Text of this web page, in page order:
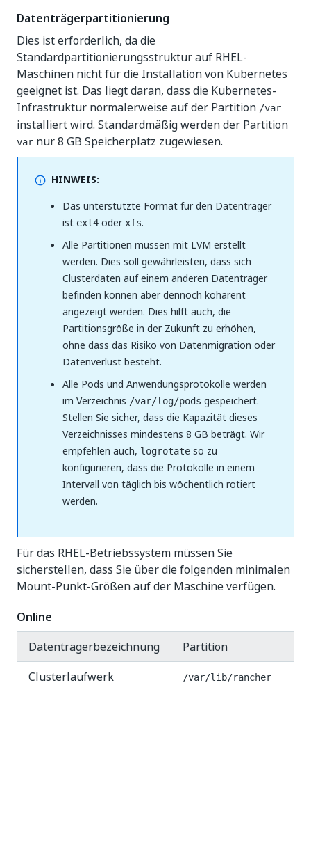
Datenträgerpartitionierung
Dies ist erforderlich, da die
Standardpartitionierungsstruktur auf RHEL-
Maschinen nicht für die Installation von Kubernetes
geeignet ist. Das liegt daran, dass die Kubernetes-
Infrastruktur normalerweise auf der Partition /var
installiert wird. Standardmäßig werden der Partition
var nur 8 GB Speicherplatz zugewiesen.
HINWEIS:
Das unterstützte Format für den Datenträger
ist ext4 oder xfs.
Alle Partitionen müssen mit LVM erstellt
werden. Dies soll gewährleisten, dass sich
Clusterdaten auf einem anderen Datenträger
befinden können aber dennoch kohärent
angezeigt werden. Dies hilft auch, die
Partitionsgröße in der Zukunft zu erhöhen,
ohne dass das Risiko von Datenmigration oder
Datenverlust besteht.
Alle Pods und Anwendungsprotokolle werden
im Verzeichnis /var/log/pods gespeichert.
Stellen Sie sicher, dass die Kapazität dieses
Verzeichnisses mindestens 8 GB beträgt. Wir
empfehlen auch, logrotate so zu
konfigurieren, dass die Protokolle in einem
Intervall von täglich bis wöchentlich rotiert
werden.
Für das RHEL-Betriebssystem müssen Sie
sicherstellen, dass Sie über die folgenden minimalen
Mount-Punkt-Größen auf der Maschine verfügen.
Online
Datenträgerbezeichnung
Partition
Clusterlaufwerk
/var/lib/rancher